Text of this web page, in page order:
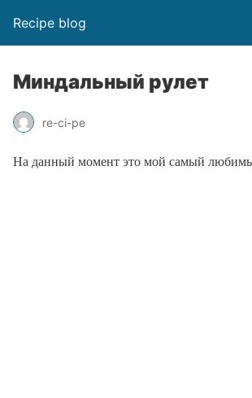
Recipe blog
Миндальный рулет
re-ci-pe
На данный момент это мой самый